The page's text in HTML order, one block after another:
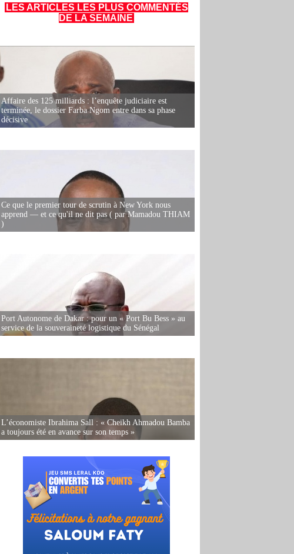
LES ARTICLES LES PLUS COMMENTÉS
DE LA SEMAINE
Affaire des 125 milliards : l’enquête judiciaire est
terminée, le dossier Farba Ngom entre dans sa phase
décisive
Ce que le premier tour de scrutin à New York nous
apprend — et ce qu'il ne dit pas ( par Mamadou THIAM
)
Port Autonome de Dakar : pour un « Port Bu Bess » au
service de la souveraineté logistique du Sénégal
L’économiste Ibrahima Sall : « Cheikh Ahmadou Bamba
a toujours été en avance sur son temps »